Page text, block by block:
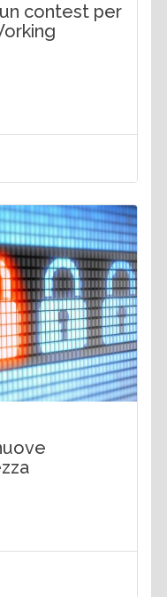
contest per